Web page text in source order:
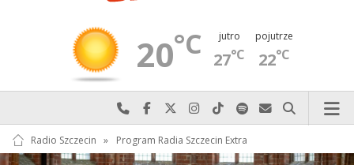
20°C jutro
27°C
pojutrze
22°C
Najlepiej po prostu do nas zadzwoń
Odwiedź nas na Facebook-u
Odwiedź nas na X
Odwiedź nas na Instagram-ie
Odwiedź nas na TikTok-u
Szukaj nas na Spotify
Wyślij do nas
Szukaj
Radio Szczecin » Program Radia Szczecin Extra